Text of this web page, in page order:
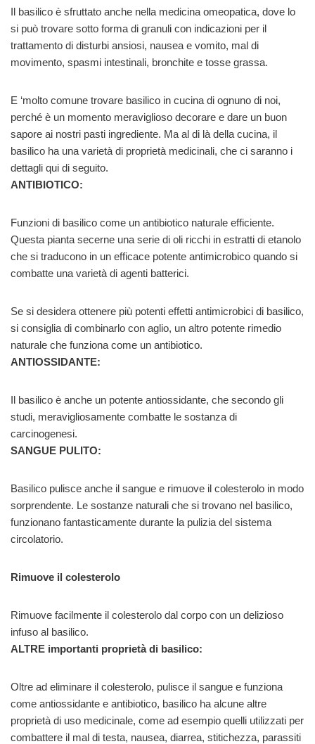
Il basilico è sfruttato anche nella medicina omeopatica, dove lo
si può trovare sotto forma di granuli con indicazioni per il
trattamento di disturbi ansiosi, nausea e vomito, mal di
movimento, spasmi intestinali, bronchite e tosse grassa.
E ‘molto comune trovare basilico in cucina di ognuno di noi,
perché è un momento meraviglioso decorare e dare un buon
sapore ai nostri pasti ingrediente. Ma al di là della cucina, il
basilico ha una varietà di proprietà medicinali, che ci saranno i
dettagli qui di seguito.
ANTIBIOTICO:
Funzioni di basilico come un antibiotico naturale efficiente.
Questa pianta secerne una serie di oli ricchi in estratti di etanolo
che si traducono in un efficace potente antimicrobico quando si
combatte una varietà di agenti batterici.
Se si desidera ottenere più potenti effetti antimicrobici di basilico,
si consiglia di combinarlo con aglio, un altro potente rimedio
naturale che funziona come un antibiotico.
ANTIOSSIDANTE:
Il basilico è anche un potente antiossidante, che secondo gli
studi, meravigliosamente combatte le sostanza di
carcinogenesi.
SANGUE PULITO:
Basilico pulisce anche il sangue e rimuove il colesterolo in modo
sorprendente. Le sostanze naturali che si trovano nel basilico,
funzionano fantasticamente durante la pulizia del sistema
circolatorio.
Rimuove il colesterolo
Rimuove facilmente il colesterolo dal corpo con un delizioso
infuso al basilico.
ALTRE importanti proprietà di basilico:
Oltre ad eliminare il colesterolo, pulisce il sangue e funziona
come antiossidante e antibiotico, basilico ha alcune altre
proprietà di uso medicinale, come ad esempio quelli utilizzati per
combattere il mal di testa, nausea, diarrea, stitichezza, parassiti